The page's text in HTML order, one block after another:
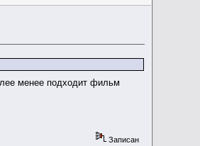
менее подходит фильм
Записан